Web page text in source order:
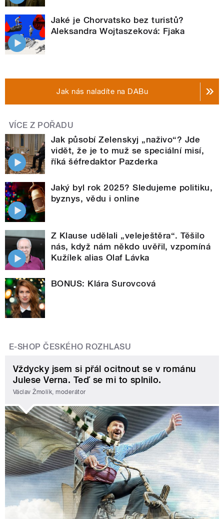
Jaké je Chorvatsko bez turistů?
Aleksandra Wojtaszeková: Fjaka
Jak nás naladíte na DABu
VÍCE Z POŘADU
Jak působí Zelenskyj „naživo“? Jde
vidět, že je to muž se speciální misí,
říká šéfredaktor Pazderka
Jaký byl rok 2025? Sledujeme politiku,
byznys, vědu i online
Z Klause udělali „veleještěra“. Těšilo
nás, když nám někdo uvěřil, vzpomíná
Kužílek alias Olaf Lávka
BONUS: Klára Surovcová
E-SHOP ČESKÉHO ROZHLASU
Vždycky jsem si přál ocitnout se v románu
Julese Verna. Teď se mi to splnilo.
Václav Žmolík, moderátor